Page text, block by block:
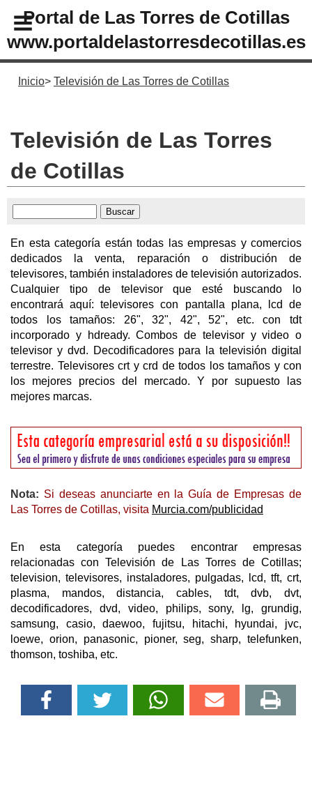
Portal de Las Torres de Cotillas
www.portaldelastorresdecotillas.es
Inicio Televisión de Las Torres de Cotillas
Televisión de Las Torres
de Cotillas
En esta categoría están todas las empresas y comercios
dedicados la venta, reparación o distribución de
televisores, también instaladores de televisión autorizados.
Cualquier tipo de televisor que esté buscando lo
encontrará aquí: televisores con pantalla plana, lcd de
todos los tamaños: 26", 32", 42", 52", etc. con tdt
incorporado y hdready. Combos de televisor y video o
televisor y dvd. Decodificadores para la televisión digital
terrestre. Televisores crt y crd de todos los tamaños y con
los mejores precios del mercado. Y por supuesto las
mejores marcas.
Nota: Si deseas anunciarte en la Guía de Empresas de
Las Torres de Cotillas, visita Murcia.com/publicidad
En esta categoría puedes encontrar empresas
relacionadas con Televisión de Las Torres de Cotillas;
television, televisores, instaladores, pulgadas, lcd, tft, crt,
plasma, mandos, distancia, cables, tdt, dvb, dvt,
decodificadores, dvd, video, philips, sony, lg, grundig,
samsung, casio, daewoo, fujitsu, hitachi, hyundai, jvc,
loewe, orion, panasonic, pioner, seg, sharp, telefunken,
thomson, toshiba, etc.